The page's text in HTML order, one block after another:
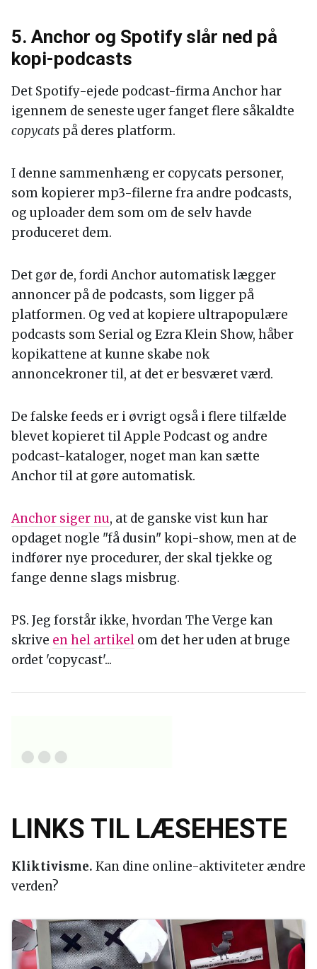
5. Anchor og Spotify slår ned på
kopi-podcasts
Det Spotify-ejede podcast-firma Anchor har
igennem de seneste uger fanget flere såkaldte
copycats på deres platform.
I denne sammenhæng er copycats personer,
som kopierer mp3-filerne fra andre podcasts,
og uploader dem som om de selv havde
produceret dem.
Det gør de, fordi Anchor automatisk lægger
annoncer på de podcasts, som ligger på
platformen. Og ved at kopiere ultrapopulære
podcasts som Serial og Ezra Klein Show, håber
kopikattene at kunne skabe nok
annoncekroner til, at det er besværet værd.
De falske feeds er i øvrigt også i flere tilfælde
blevet kopieret til Apple Podcast og andre
podcast-kataloger, noget man kan sætte
Anchor til at gøre automatisk.
Anchor siger nu, at de ganske vist kun har
opdaget nogle "få dusin" kopi-show, men at de
indfører nye procedurer, der skal tjekke og
fange denne slags misbrug.
PS. Jeg forstår ikke, hvordan The Verge kan
skrive en hel artikel om det her uden at bruge
ordet 'copycast'...
LINKS TIL LÆSEHESTE
Kliktivisme. Kan dine online-aktiviteter ændre
verden?